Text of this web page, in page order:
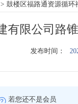
> 鼓楼区福路通资源循环
有限公司路
发布时间：
若您还不是会员